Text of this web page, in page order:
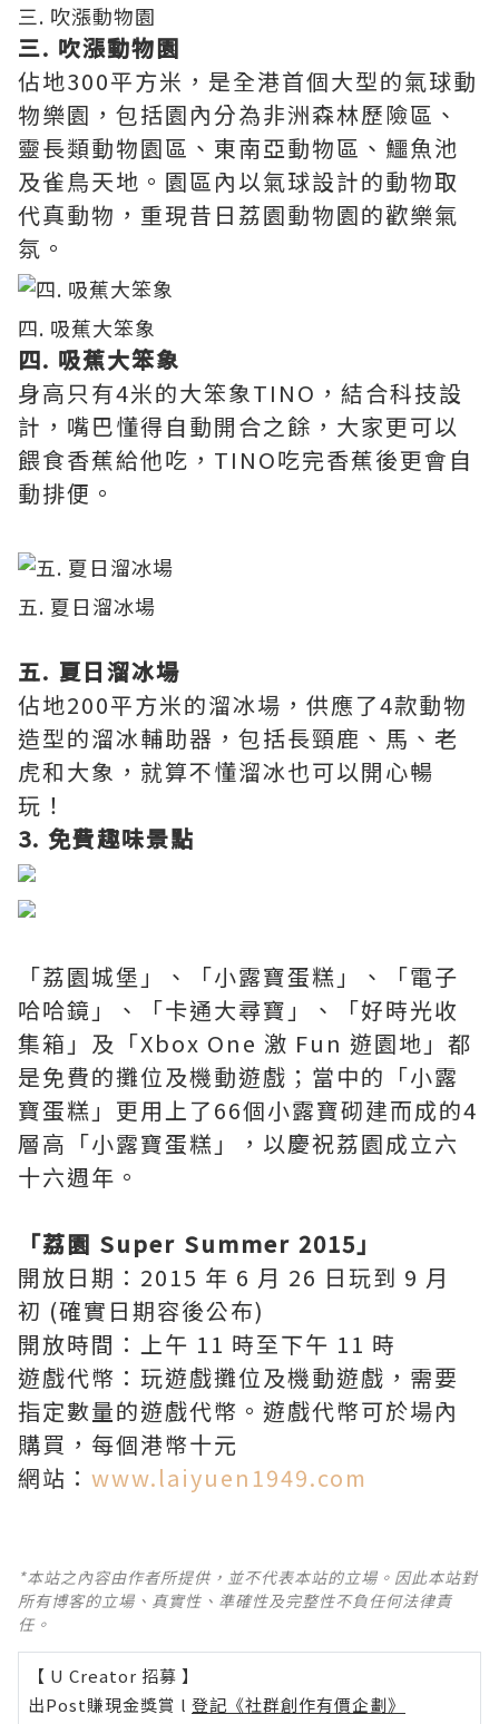
三. 吹漲動物園
三. 吹漲動物園
佔地300平方米，是全港首個大型的氣球動
物樂園，包括園內分為非洲森林歷險區、
靈長類動物園區、東南亞動物區、鱷魚池
及雀鳥天地。園區內以氣球設計的動物取
代真動物，重現昔日荔園動物園的歡樂氣
氛。
四. 吸蕉大笨象
四. 吸蕉大笨象
身高只有4米的大笨象TINO，結合科技設
計，嘴巴懂得自動開合之餘，大家更可以
餵食香蕉給他吃，TINO吃完香蕉後更會自
動排便。
五. 夏日溜冰場
五. 夏日溜冰場
佔地200平方米的溜冰場，供應了4款動物
造型的溜冰輔助器，包括長頸鹿、馬、老
虎和大象，就算不懂溜冰也可以開心暢
玩！
3. 免費趣味景點
「荔園城堡」、「小露寶蛋糕」、「電子
哈哈鏡」、「卡通大尋寶」、「好時光收
集箱」及「Xbox One 激 Fun 遊園地」都
是免費的攤位及機動遊戲；當中的「小露
寶蛋糕」更用上了66個小露寶砌建而成的4
層高「小露寶蛋糕」，以慶祝荔園成立六
十六週年。
「荔園 Super Summer 2015」
開放日期：2015 年 6 月 26 日玩到 9 月
初 (確實日期容後公布)
開放時間：上午 11 時至下午 11 時
遊戲代幣：玩遊戲攤位及機動遊戲，需要
指定數量的遊戲代幣。遊戲代幣可於場內
購買，每個港幣十元
網站： www.laiyuen1949.com
*本站之內容由作者所提供，並不代表本站的立場。因此本站對
所有博客的立場、真實性、準確性及完整性不負任何法律責
任。
【 U Creator 招募 】
出Post賺現金獎賞 l 登記《社群創作有價企劃》